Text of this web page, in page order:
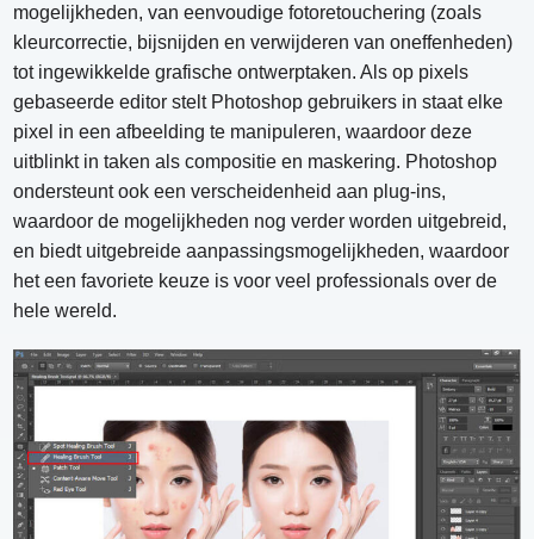
mogelijkheden, van eenvoudige fotoretouchering (zoals
kleurcorrectie, bijsnijden en verwijderen van oneffenheden)
tot ingewikkelde grafische ontwerptaken. Als op pixels
gebaseerde editor stelt Photoshop gebruikers in staat elke
pixel in een afbeelding te manipuleren, waardoor deze
uitblinkt in taken als compositie en maskering. Photoshop
ondersteunt ook een verscheidenheid aan plug-ins,
waardoor de mogelijkheden nog verder worden uitgebreid,
en biedt uitgebreide aanpassingsmogelijkheden, waardoor
het een favoriete keuze is voor veel professionals over de
hele wereld.